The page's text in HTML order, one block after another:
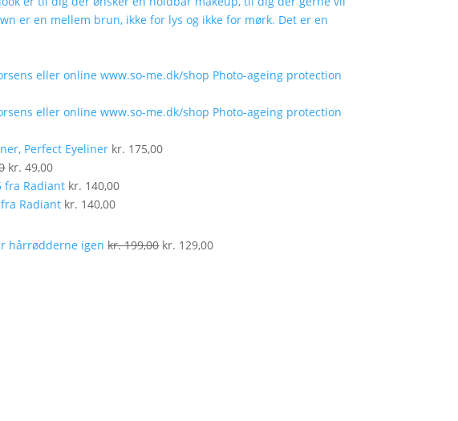
Photo-ageing protection
Photo-ageing protection
Perfect Eyeliner kr. 175,00
Den
oprindelige
pris
kr. 129,00.
kr. 49,00Den
aktuelle
pris
kr. 49,00.
fra Radiant kr. 140,00
Radiant kr. 140,00
hårrødderne igen kr.199,00 Den
kr. 129,00Den